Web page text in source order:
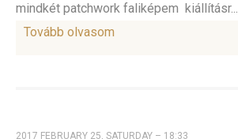
mindkét patchwork faliképem kiállításr...
Tovább olvasom
2017 FEBRUARY 25, SATURDAY – 18:33